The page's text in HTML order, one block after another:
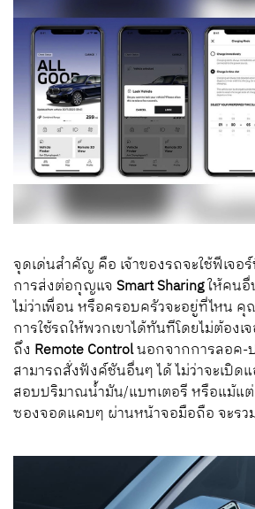
จุดเด่นสำคัญ คือ เจ้าของรถจะใช้ฟีเจอ
การส่งต่อกุญแจSmart Sharingให้คน
ไม่ว่าเพื่อน หรือครอบครัวจะอยู่ที่ไหน
การใช้รถให้พวกเขาได้ทันทีโดยไม่ต้องเ
ถึง Remote Controlนอกจากการลอค-
สามารถสั่งฟังค์ชันอื่นๆ ได้ ไม่ว่าจะเปิด
สอบปริมาณน้ำมัน/แบทเตอรี หรือแม้แ
ซองจอดแคบๆ ผ่านหน้าจอมือถือ จะรว